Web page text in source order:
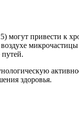
могут привести к
здоровья.